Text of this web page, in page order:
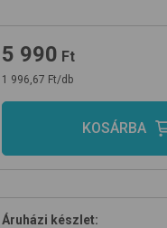
5 990 Ft
1 996,67 Ft/db
KOSÁRBA
Áruházi készlet: